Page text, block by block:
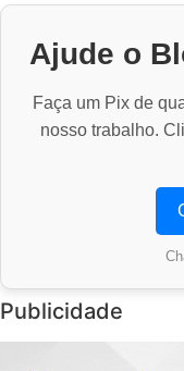
Ajude o
Faça um Pix de
nosso trabalho.
Publicidade